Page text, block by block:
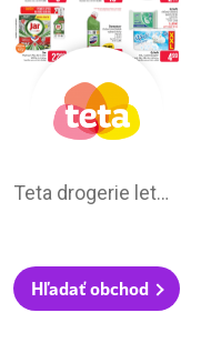
Teta drogerie leták na tento týždeň
Hľadať obchod